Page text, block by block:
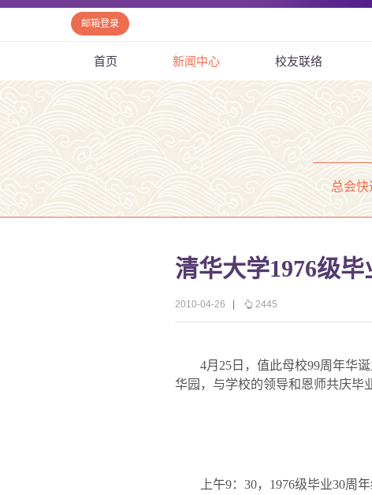
邮箱登录
首页 新闻中心 校友联络
总会快
清华大学1976级
2010-04-26 2445
4月 25 日，值此母校99周年华
华园，与学校的领导和恩师共庆毕
上午9： 30， 1976级毕业30周